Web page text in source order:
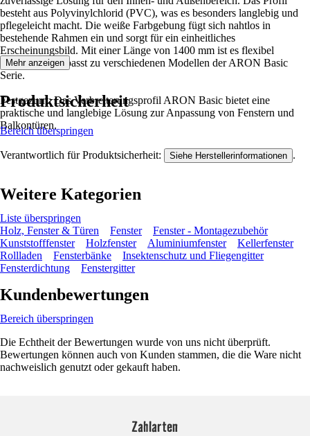
besteht aus Polyvinylchlorid (PVC), was es besonders langlebig und
pflegeleicht macht. Die weiße Farbgebung fügt sich nahtlos in
bestehende Rahmen ein und sorgt für ein einheitliches
Erscheinungsbild. Mit einer Länge von 1400 mm ist es flexibel
einsetzbar und passt zu verschiedenen Modellen der ARON Basic
Serie.
Festgezurrt: Das Verbreiterungsprofil ARON Basic bietet eine
praktische und langlebige Lösung zur Anpassung von Fenstern und
Balkontüren.
Mehr anzeigen
Produktsicherheit
Bereich überspringen
Verantwortlich für Produktsicherheit: Siehe Herstellerinformationen .
Weitere Kategorien
Liste überspringen
Holz, Fenster & Türen
Fenster
Fenster - Montagezubehör
Kunststofffenster
Holzfenster Aluminiumfenster
Kellerfenster
Rollladen
Fensterbänke
Insektenschutz und Fliegengitter
Fensterdichtung
Fenstergitter
Kundenbewertungen
Bereich überspringen
Die Echtheit der Bewertungen wurde von uns nicht überprüft.
Bewertungen können auch von Kunden stammen, die die Ware nicht
nachweislich genutzt oder gekauft haben.
Zahlarten